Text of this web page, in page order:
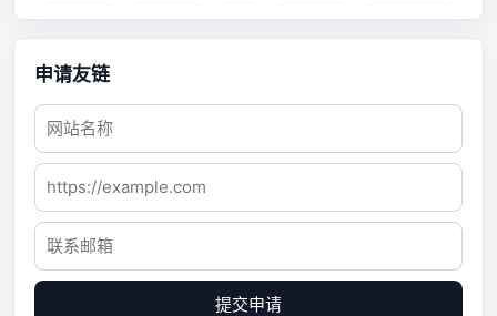
申请友链
提交申请